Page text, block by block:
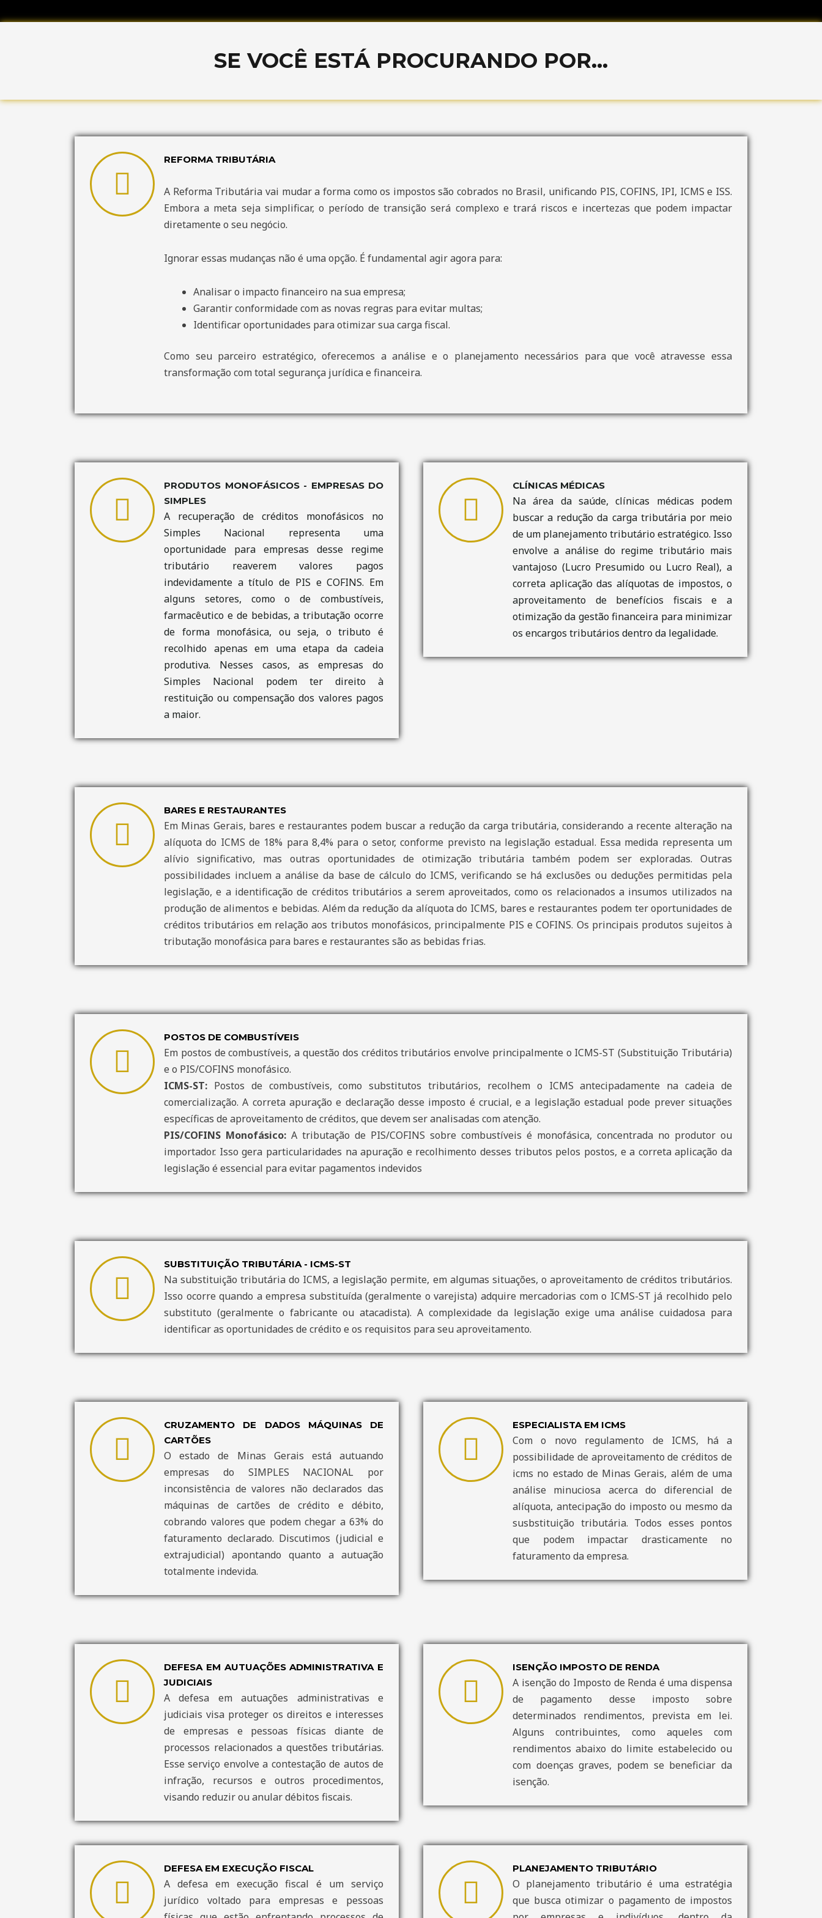
SE VOCÊ ESTÁ PROCURANDO POR...
REFORMA TRIBUTÁRIA
A Reforma Tributária vai mudar a forma como os impostos são cobrados no Brasil, unificando PIS, COFINS, IPI, ICMS e ISS.
Embora a meta seja simplificar, o período de transição será complexo e trará riscos e incertezas que podem impactar
diretamente o seu negócio.
Ignorar essas mudanças não é uma opção. É fundamental agir agora para:
Analisar o impacto financeiro na sua empresa;
Garantir conformidade com as novas regras para evitar multas;
Identificar oportunidades para otimizar sua carga fiscal.
Como seu parceiro estratégico, oferecemos a análise e o planejamento necessários para que você atravesse essa
transformação com total segurança jurídica e financeira.
PRODUTOS MONOFÁSICOS - EMPRESAS DO
SIMPLES
A recuperação de créditos monofásicos no
Simples Nacional representa uma
oportunidade para empresas desse regime
tributário reaverem valores pagos
indevidamente a título de PIS e COFINS. Em
alguns setores, como o de combustíveis,
farmacêutico e de bebidas, a tributação ocorre
de forma monofásica, ou seja, o tributo é
recolhido apenas em uma etapa da cadeia
produtiva. Nesses casos, as empresas do
Simples Nacional podem ter direito à
restituição ou compensação dos valores pagos
a maior.
CLÍNICAS MÉDICAS
Na área da saúde, clínicas médicas podem
buscar a redução da carga tributária por meio
de um planejamento tributário estratégico. Isso
envolve a análise do regime tributário mais
vantajoso (Lucro Presumido ou Lucro Real), a
correta aplicação das alíquotas de impostos, o
aproveitamento de benefícios fiscais e a
otimização da gestão financeira para minimizar
os encargos tributários dentro da legalidade.
BARES E RESTAURANTES
Em Minas Gerais, bares e restaurantes podem buscar a redução da carga tributária, considerando a recente alteração na
alíquota do ICMS de 18% para 8,4% para o setor, conforme previsto na legislação estadual. Essa medida representa um
alívio significativo, mas outras oportunidades de otimização tributária também podem ser exploradas. Outras
possibilidades incluem a análise da base de cálculo do ICMS, verificando se há exclusões ou deduções permitidas pela
legislação, e a identificação de créditos tributários a serem aproveitados, como os relacionados a insumos utilizados na
produção de alimentos e bebidas. Além da redução da alíquota do ICMS, bares e restaurantes podem ter oportunidades de
créditos tributários em relação aos tributos monofásicos, principalmente PIS e COFINS. Os principais produtos sujeitos à
tributação monofásica para bares e restaurantes são as bebidas frias.
POSTOS DE COMBUSTÍVEIS
Em postos de combustíveis, a questão dos créditos tributários envolve principalmente o ICMS-ST (Substituição Tributária)
e o PIS/COFINS monofásico.
ICMS-ST: Postos de combustíveis, como substitutos tributários, recolhem o ICMS antecipadamente na cadeia de
comercialização. A correta apuração e declaração desse imposto é crucial, e a legislação estadual pode prever situações
específicas de aproveitamento de créditos, que devem ser analisadas com atenção.
PIS/COFINS Monofásico: A tributação de PIS/COFINS sobre combustíveis é monofásica, concentrada no produtor ou
importador. Isso gera particularidades na apuração e recolhimento desses tributos pelos postos, e a correta aplicação da
legislação é essencial para evitar pagamentos indevidos
SUBSTITUIÇÃO TRIBUTÁRIA - ICMS-ST
Na substituição tributária do ICMS, a legislação permite, em algumas situações, o aproveitamento de créditos tributários.
Isso ocorre quando a empresa substituída (geralmente o varejista) adquire mercadorias com o ICMS-ST já recolhido pelo
substituto (geralmente o fabricante ou atacadista). A complexidade da legislação exige uma análise cuidadosa para
identificar as oportunidades de crédito e os requisitos para seu aproveitamento.
CRUZAMENTO DE DADOS MÁQUINAS DE
CARTÕES
O estado de Minas Gerais está autuando
empresas do SIMPLES NACIONAL por
inconsistência de valores não declarados das
máquinas de cartões de crédito e débito,
cobrando valores que podem chegar a 63% do
faturamento declarado. Discutimos (judicial e
extrajudicial) apontando quanto a autuação
totalmente indevida.
ESPECIALISTA EM ICMS
Com o novo regulamento de ICMS, há a
possibilidade de aproveitamento de créditos de
icms no estado de Minas Gerais, além de uma
análise minuciosa acerca do diferencial de
alíquota, antecipação do imposto ou mesmo da
susbstituição tributária. Todos esses pontos
que podem impactar drasticamente no
faturamento da empresa.
DEFESA EM AUTUAÇÕES ADMINISTRATIVA E
JUDICIAIS
A defesa em autuações administrativas e
judiciais visa proteger os direitos e interesses
de empresas e pessoas físicas diante de
processos relacionados a questões tributárias.
Esse serviço envolve a contestação de autos de
infração, recursos e outros procedimentos,
visando reduzir ou anular débitos fiscais.
ISENÇÃO IMPOSTO DE RENDA
A isenção do Imposto de Renda é uma dispensa
de pagamento desse imposto sobre
determinados rendimentos, prevista em lei.
Alguns contribuintes, como aqueles com
rendimentos abaixo do limite estabelecido ou
com doenças graves, podem se beneficiar da
isenção.
DEFESA EM EXECUÇÃO FISCAL
A defesa em execução fiscal é um serviço
jurídico voltado para empresas e pessoas
PLANEJAMENTO TRIBUTÁRIO
O planejamento tributário é uma estratégia
que busca otimizar o pagamento de impostos